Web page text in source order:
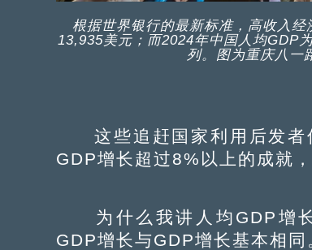
根据世界银行的最新标准，高收入
13,935美元；而2024年中国人均GDP
列。图为重庆八一
这些追赶国家利用后发者
GDP增长超过8%以上的成就
为什么我讲人均GDP增长
GDP增长与GDP增长基本相